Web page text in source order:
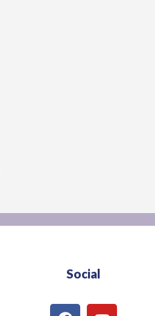
Social